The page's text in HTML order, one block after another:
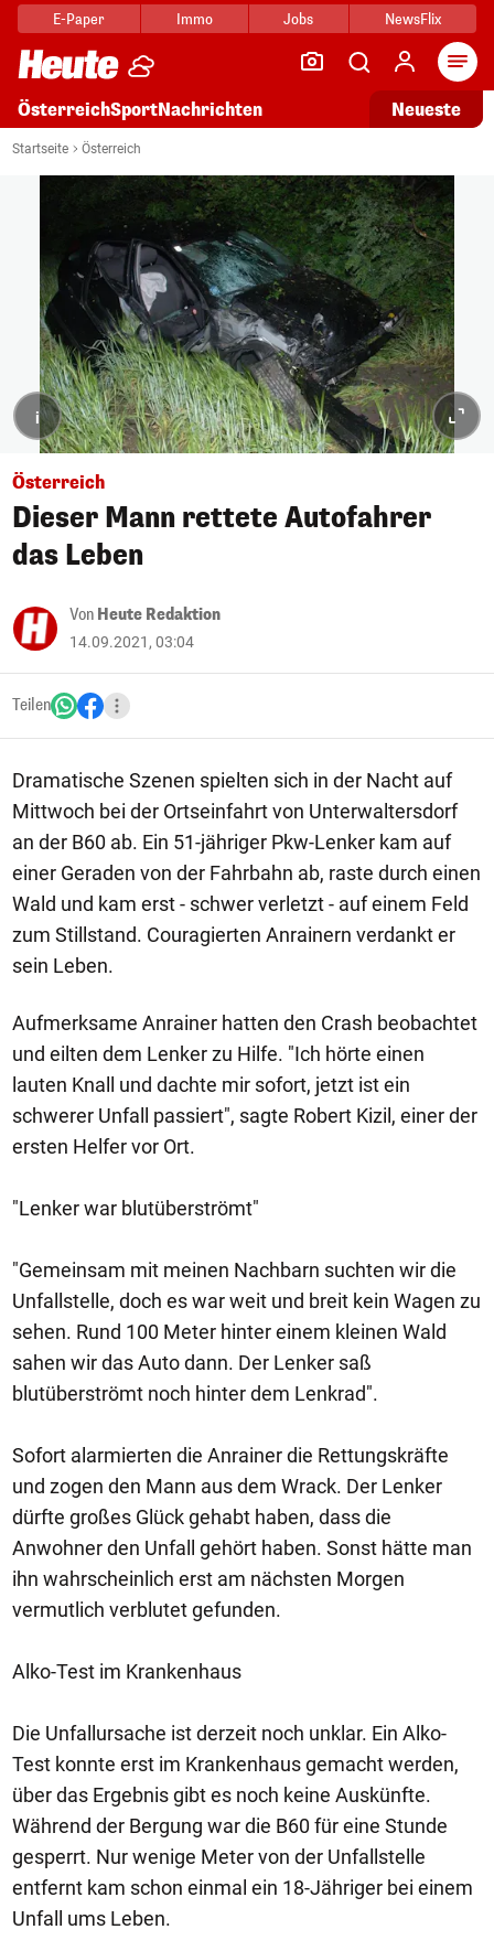
E-Paper Immo Jobs NewsFlix
ÖsterreichSportNachrichten Neueste
Startseite Österreich
i
Österreich
Dieser Mann rettete Autofahrer
das Leben
Von Heute Redaktion
14.09.2021, 03:04
Teilen
Dramatische Szenen spielten sich in der Nacht auf
Mittwoch bei der Ortseinfahrt von Unterwaltersdorf
an der B60 ab. Ein 51-jähriger Pkw-Lenker kam auf
einer Geraden von der Fahrbahn ab, raste durch einen
Wald und kam erst - schwer verletzt - auf einem Feld
zum Stillstand. Couragierten Anrainern verdankt er
sein Leben.
Aufmerksame Anrainer hatten den Crash beobachtet
und eilten dem Lenker zu Hilfe. "Ich hörte einen
lauten Knall und dachte mir sofort, jetzt ist ein
schwerer Unfall passiert", sagte Robert Kizil, einer der
ersten Helfer vor Ort.
"Lenker war blutüberströmt"
"Gemeinsam mit meinen Nachbarn suchten wir die
Unfallstelle, doch es war weit und breit kein Wagen zu
sehen. Rund 100 Meter hinter einem kleinen Wald
sahen wir das Auto dann. Der Lenker saß
blutüberströmt noch hinter dem Lenkrad".
Sofort alarmierten die Anrainer die Rettungskräfte
und zogen den Mann aus dem Wrack. Der Lenker
dürfte großes Glück gehabt haben, dass die
Anwohner den Unfall gehört haben. Sonst hätte man
ihn wahrscheinlich erst am nächsten Morgen
vermutlich verblutet gefunden.
Alko-Test im Krankenhaus
Die Unfallursache ist derzeit noch unklar. Ein Alko-
Test konnte erst im Krankenhaus gemacht werden,
über das Ergebnis gibt es noch keine Auskünfte.
Während der Bergung war die B60 für eine Stunde
gesperrt. Nur wenige Meter von der Unfallstelle
entfernt kam schon einmal ein 18-Jähriger bei einem
Unfall ums Leben.